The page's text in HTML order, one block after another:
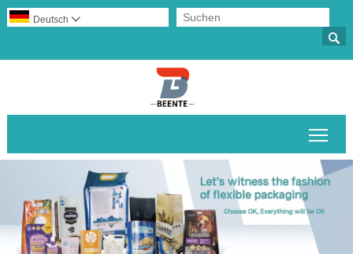

Deutsch 